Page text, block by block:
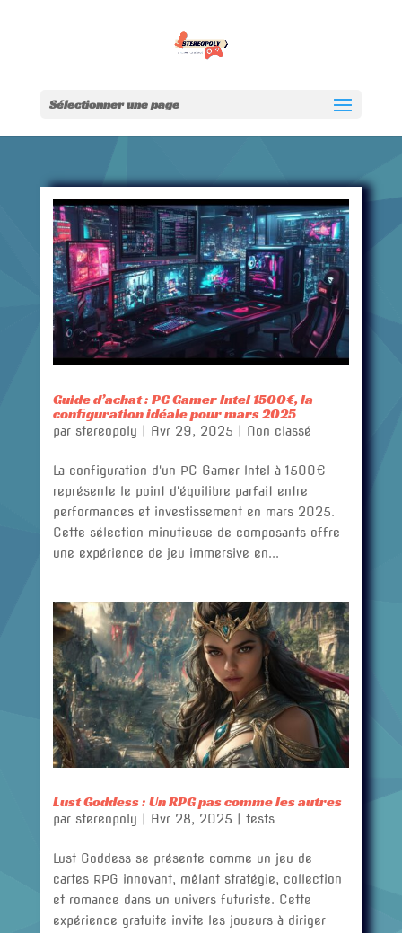
Sélectionner une page
Guide d’achat : PC Gamer Intel 1500€, la
configuration idéale pour mars 2025
par stereopoly Avr 29, 2025 Non classé
La configuration d'un PC Gamer Intel à 1500€
représente le point d'équilibre parfait entre
performances et investissement en mars 2025.
Cette sélection minutieuse de composants offre
une expérience de jeu immersive en...
Lust Goddess : Un RPG pas comme les autres
par stereopoly Avr 28, 2025 tests
Lust Goddess se présente comme un jeu de
cartes RPG innovant, mêlant stratégie, collection
et romance dans un univers futuriste. Cette
expérience gratuite invite les joueurs à diriger